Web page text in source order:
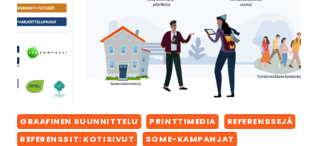
GRAAFINEN SUUNNITTELU PRINTTIMEDIA
REFERENSSEJÄ
REFERENSSIT: KOTISIVUT
SOME-KAMPANJAT